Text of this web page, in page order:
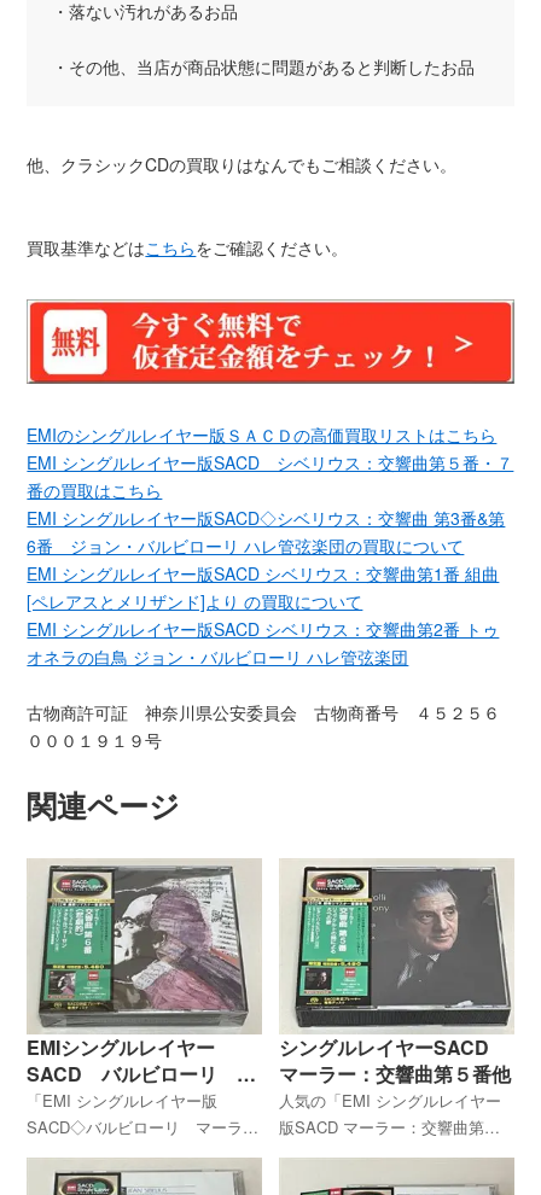
・落ない汚れがあるお品
・その他、当店が商品状態に問題があると判断したお品
他、クラシックCDの買取りはなんでもご相談ください。
買取基準などはこちらをご確認ください。
EMIのシングルレイヤー版ＳＡＣＤの高価買取リストはこちら
EMI シングルレイヤー版SACD シベリウス：交響曲第５番・７
番の買取はこちら
EMI シングルレイヤー版SACD◇シベリウス：交響曲 第3番&第
6番 ジョン・バルビローリ ハレ管弦楽団の買取について
EMI シングルレイヤー版SACD シベリウス：交響曲第1番 組曲
[ペレアスとメリザンド]より の買取について
EMI シングルレイヤー版SACD シベリウス：交響曲第2番 トゥ
オネラの白鳥 ジョン・バルビローリ ハレ管弦楽団
古物商許可証 神奈川県公安委員会 古物商番号 ４５２５６
０００１９１９号
関連ページ
EMIシングルレイヤー
SACD バルビローリ マ
ーラー：悲劇的
「EMI シングルレイヤー版
SACD◇バルビローリ マーラ
ー：交響曲第６番「悲劇的」、
R.シュトラウス：メタモルフォ
シングルレイヤーSACD
マーラー：交響曲第５番他
人気の「EMI シングルレイヤー
版SACD マーラー：交響曲第５
番、リュッケルトの詩による５
つの歌 バルビローリ指揮」を